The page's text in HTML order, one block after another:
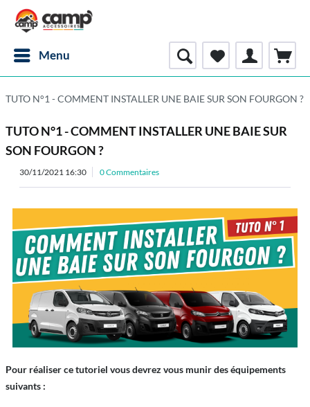
Menu
TUTO N°1 - COMMENT INSTALLER UNE BAIE SUR SON FOURGON ?
TUTO N°1 - COMMENT INSTALLER UNE BAIE SUR
SON FOURGON ?
30/11/2021 16:30 0 Commentaires
Pour réaliser ce tutoriel vous devrez vous munir des équipements
suivants :